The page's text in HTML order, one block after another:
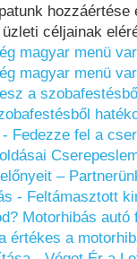
céljainak
magyar menü
magyar menü
a
Fedezze fel a
–
- Feltámasztott
Motorhibás
értékes a